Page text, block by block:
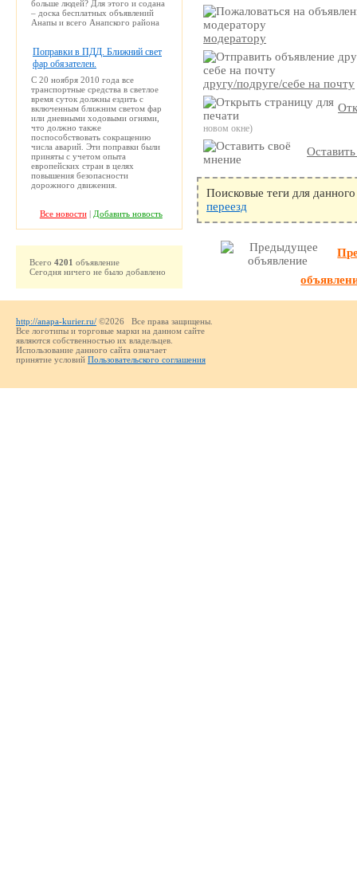
модератору
другу/подруге/себе на почту
новом окне)
Поисковые теги для
переезд
больше людей? Для этого и содана
– доска бесплатных объявлений
Анапы и всего Анапского района
Поправки в ПДД. Ближний свет
фар обязателен.
С 20 ноября 2010 года все
транспортные средства в светлое
время суток должны ездить с
включенным ближним светом фар
или дневными ходовыми огнями,
что должно также
поспособствовать сокращению
числа аварий. Эти поправки были
приняты с учетом опыта
европейских стран в целях
повышения безопасности
дорожного движения.
Все новости| Добавить новость
Всего 4201 объявление
Сегодня ничего не было добавлено
http://anapa-kurier.ru/ ©2026 Все права защищены.
Все логотипы и торговые марки на данном сайте
являются собственностью их владельцев.
Использование данного сайта означает
принятие условий Пользовательского соглашения